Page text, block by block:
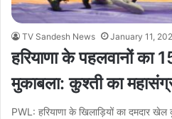
TV Sandesh News January 11,
हरियाणा के पहलवानों का
मुकाबला: कुश्ती का
PWL: हरियाणा के खिलाड़ियों का दमदार खेल